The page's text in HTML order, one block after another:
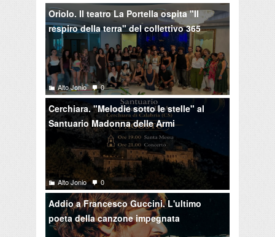
Oriolo. Il teatro La Portella ospita "Il
respiro della terra" del collettivo 365
Alto Jonio 0
Cerchiara. "Melodie sotto le stelle" al
Santuario Madonna delle Armi
Alto Jonio 0
Addio a Francesco Guccini. L'ultimo
poeta della canzone impegnata